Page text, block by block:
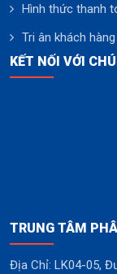
Hình thức thanh
Tri ân khách hàng
KẾT NỐI VỚI
TRUNG TÂM
Địa Chỉ: LK04-05,